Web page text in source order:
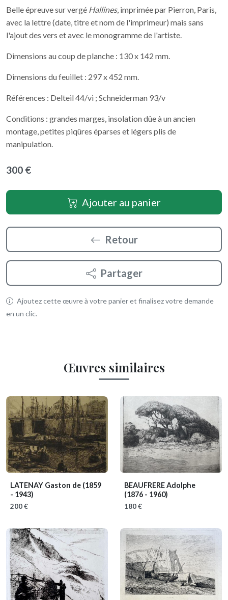
Belle épreuve sur vergé Hallines, imprimée par Pierron, Paris,
avec la lettre (date, titre et nom de l'imprimeur) mais sans
l'ajout des vers et avec le monogramme de l'artiste.
Dimensions au coup de planche : 130 x 142 mm.
Dimensions du feuillet : 297 x 452 mm.
Références : Delteil 44/vi ; Schneiderman 93/v
Conditions : grandes marges, insolation dûe à un ancien
montage, petites piqûres éparses et légers plis de
manipulation.
300 €
Ajouter au panier
Retour
Partager
Ajoutez cette œuvre à votre panier et finalisez votre demande
en un clic.
Œuvres similaires
LATENAY Gaston de (1859
- 1943)
200 €
BEAUFRERE Adolphe
(1876 - 1960)
180 €